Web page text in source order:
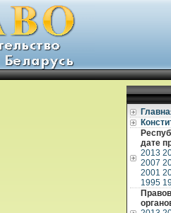
дате
2013
2007
2001
1995